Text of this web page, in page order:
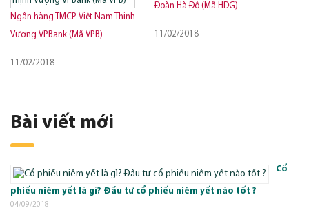
Ngân hàng TMCP Việt Nam Thịnh
Vượng VPBank (Mã VPB)
11/02/2018
Đoàn Hà Đô (Mã HDG)
11/02/2018
Bài viết mới
Cổ
phiếu niêm yết là gì? Đầu tư cổ phiếu niêm yết nào tốt ?
04/09/2018